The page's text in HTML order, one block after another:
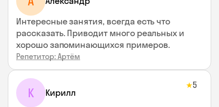
Интересные занятия, всегда есть что
рассказать. Приводит много реальных и
хорошо запоминающихся примеров.
Репетитор: Артём
К Кирилл
★5